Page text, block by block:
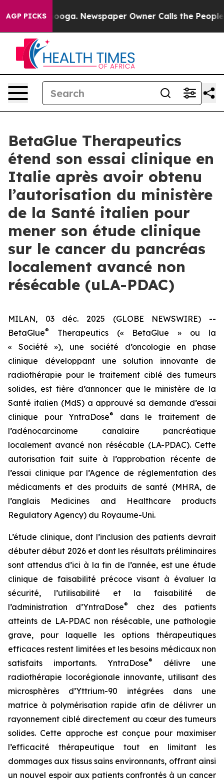
AGP PICKS Newspaper Owner Calls the People
BetaGlue Therapeutics
étend son essai clinique en
Italie après avoir obtenu
l’autorisation du ministère
de la Santé italien pour
mener son étude clinique
sur le cancer du pancréas
localement avancé non
résécable (uLA-PDAC)
MILAN, 03 déc. 2025 (GLOBE NEWSWIRE) --
BetaGlue®
Therapeutics (« BetaGlue » ou la
« Société »), une société d’oncologie en phase
clinique développant une solution innovante de
radiothérapie pour le traitement ciblé des tumeurs
solides, est fière d’annoncer que le ministère de la
Santé italien (MdS) a approuvé sa demande d’essai
clinique pour YntraDose®
dans le traitement de
l’adénocarcinome canalaire pancréatique
localement avancé non résécable (LA-PDAC). Cette
autorisation fait suite à l’approbation récente de
l’essai clinique par l’Agence de réglementation des
médicaments et des produits de santé (MHRA, de
l’anglais Medicines and Healthcare products
Regulatory Agency) du Royaume-Uni.
L’étude clinique, dont l’inclusion des patients devrait
débuter début 2026 et dont les résultats préliminaires
sont attendus d’ici à la fin de l’année, est une étude
clinique de faisabilité précoce visant à évaluer la
sécurité, l’utilisabilité et la faisabilité de
l’administration d’YntraDose®
chez des patients
atteints de LA-PDAC non résécable, une pathologie
grave, pour laquelle les options thérapeutiques
efficaces restent limitées et les besoins médicaux non
satisfaits importants. YntraDose®
délivre une
radiothérapie locorégionale innovante, utilisant des
microsphères d’Yttrium-90 intégrées dans une
matrice à polymérisation rapide afin de délivrer un
rayonnement ciblé directement au cœur des tumeurs
solides. Cette approche est conçue pour maximiser
l’efficacité thérapeutique tout en limitant les
dommages aux tissus sains environnants, offrant ainsi
un nouvel espoir aux patients confrontés à un cancer